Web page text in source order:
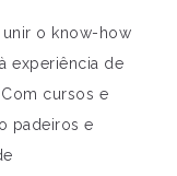
o know-how
experiência de
cursos e
padeiros e